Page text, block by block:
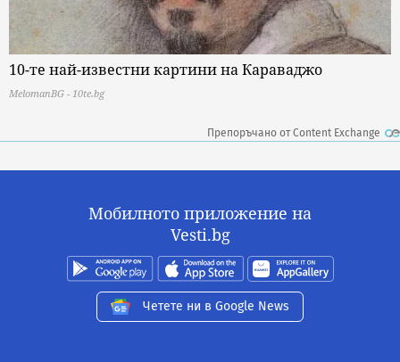
10-те най-известни картини на Караваджо
MelomanBG - 10te.bg
Препоръчано от Content Exchange
Мобилното приложение на
Vesti.bg
Четете ни в Google News